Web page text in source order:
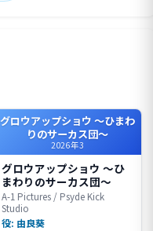
グロウアップショウ ～ひまわ
りのサーカス団～
2026年3
グロウアップショウ ～ひ
まわりのサーカス団～
A-1 Pictures / Psyde Kick
Studio
役: 由良葵